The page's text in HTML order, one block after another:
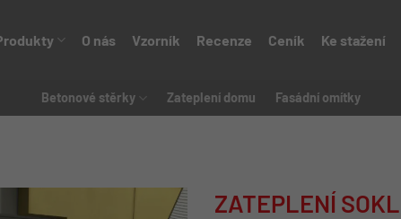
O nás Vzorník Recenze Ceník Ke stažení
Betonové stěrky Zateplení domu Fasádní omítky
ZATEPLENÍ